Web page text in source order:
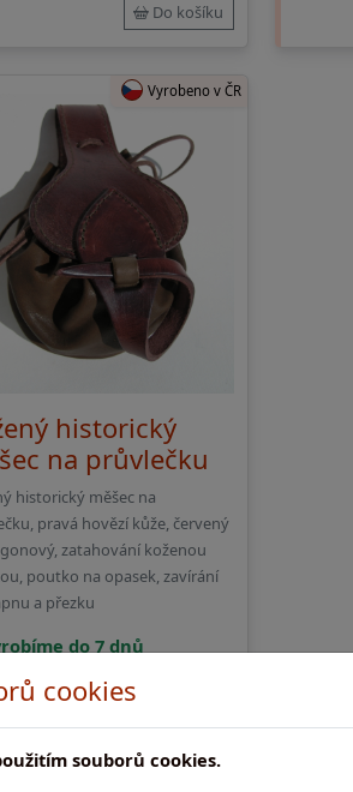
cookies
souborů cookies.
Do košíku
Vyrobeno v ČR
historický
na průvlečku
historický měšec na
pravá hovězí kůže, červený
zatahování koženou
poutko na opasek, zavírání
a přezku
do 7 dnů
1 290
Do košíku